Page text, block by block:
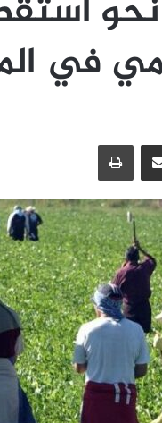
في
مشاركة عبر البريد طباعة